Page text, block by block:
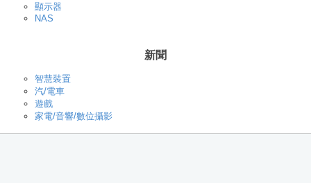
顯示器
NAS
新聞
智慧裝置
汽/電車
遊戲
家電/音響/數位攝影